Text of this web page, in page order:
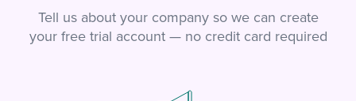
Tell us about your company so we can create
your free trial account — no credit card required